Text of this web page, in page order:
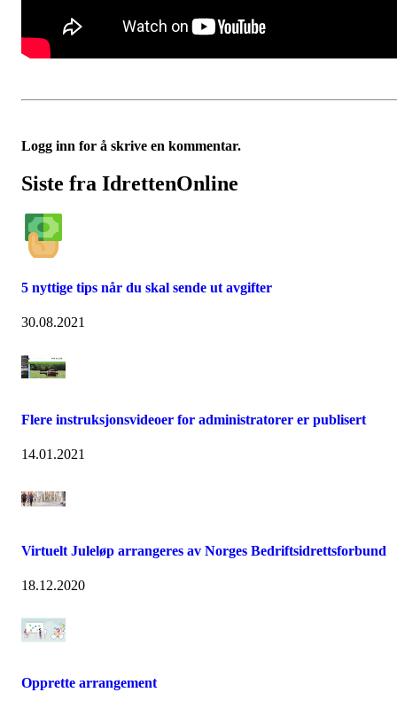
Logg inn for å skrive en kommentar.
Siste fra IdrettenOnline
5 nyttige tips når du skal sende ut avgifter
30.08.2021
Flere instruksjonsvideoer for administratorer er publisert
14.01.2021
Virtuelt Juleløp arrangeres av Norges Bedriftsidrettsforbund
18.12.2020
Opprette arrangement